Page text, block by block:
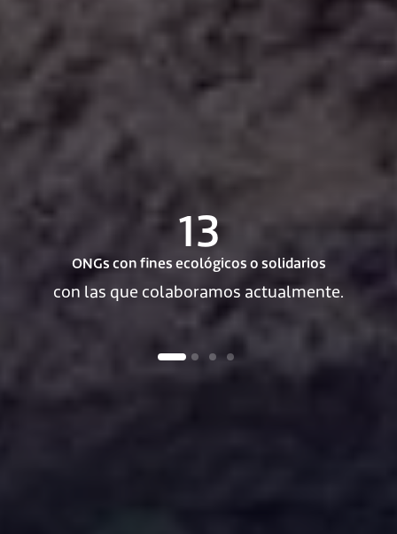
13
ONGs con fines ecológicos o solidarios
con las que colaboramos actualmente.